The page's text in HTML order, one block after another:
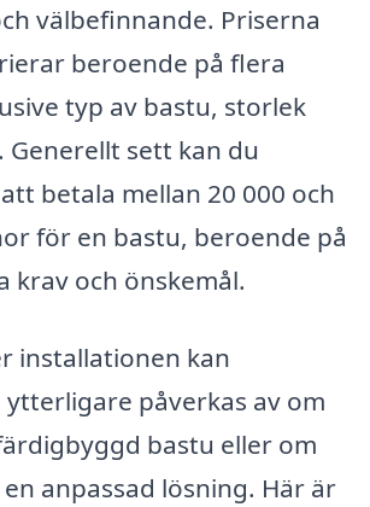
välbefinnande. Priserna
beroende på flera
typ av bastu, storlek
Generellt sett kan du
betala mellan 20 000 och
för en bastu, beroende på
krav och önskemål.
installationen kan
påverkas av om
bastu eller om
anpassad lösning. Här är